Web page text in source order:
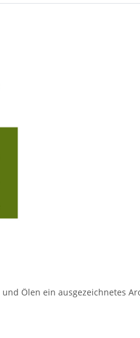
Ölen ein ausgezeichnetes